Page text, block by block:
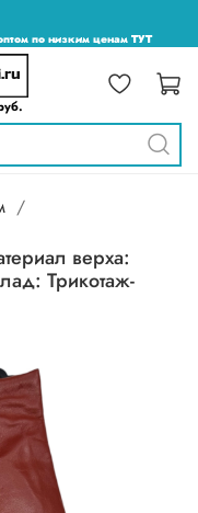
по низким ценам ТУТ
верха:
Трикотаж-